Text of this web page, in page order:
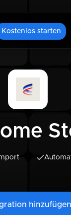
Kostenlos starten
hinzufügen